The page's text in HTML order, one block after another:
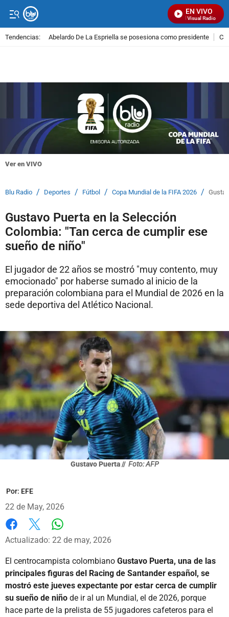
EN VIVO
Señal Visual Radio
Tendencias: Abelardo De La Espriella se posesiona como presidente
Ver en VIVO
Blu Radio / Deportes / Fútbol / Copa Mundial de la FIFA 2026 /
Gustavo Puerta en la Selección
Colombia: "Tan cerca de cumplir ese
sueño de niño"
El jugador de 22 años se mostró "muy contento, muy
emocionado" por haberse sumado al inicio de la
preparación colombiana para el Mundial de 2026 en la
sede deportiva del Atlético Nacional.
Gustavo Puerta // Foto: AFP
Por: EFE
22 de May, 2026
Facebook
X Whatsapp
Actualizado: 22 de may, 2026
El centrocampista colombiano Gustavo Puerta, una de las
principales figuras del Racing de Santander español, se
mostró este jueves expectante por estar cerca de cumplir
su sueño de niño de ir al un Mundial, el de 2026, porque
hace parte de la prelista de 55 jugadores cafeteros para el